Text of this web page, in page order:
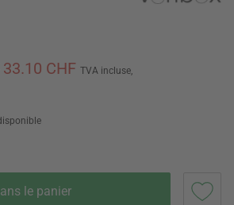
33.10 CHF TVA incluse,
le panier